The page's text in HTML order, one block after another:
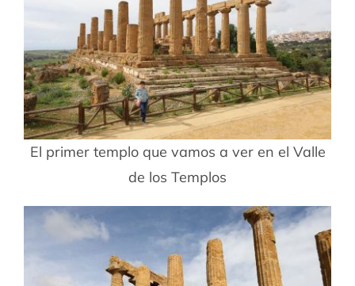
El primer templo que vamos a ver en el Valle
de los Templos